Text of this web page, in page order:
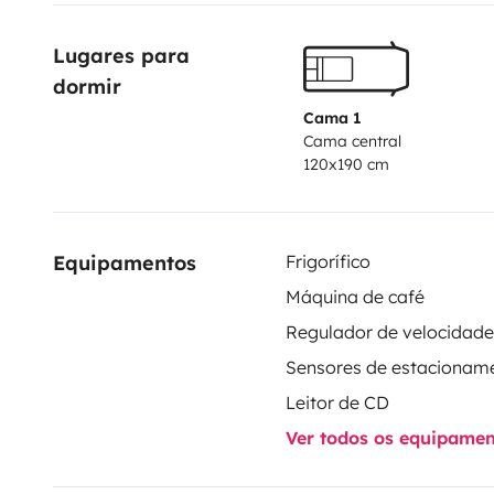
radio station with a very powerful and high quality
cupboards, and plenty of room under the bed to
business!! A small boat that has its soul and that
Lugares para
dormir
Cama 1
Cama central
120x190 cm
Equipamentos Frigorífico
Máquina de café
Sensores de
Leitor de CD
Ver todos os